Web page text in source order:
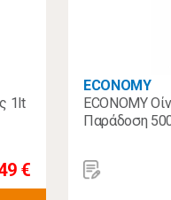
1lt
€
ECONOMY
ECONOMY
Παράδοση